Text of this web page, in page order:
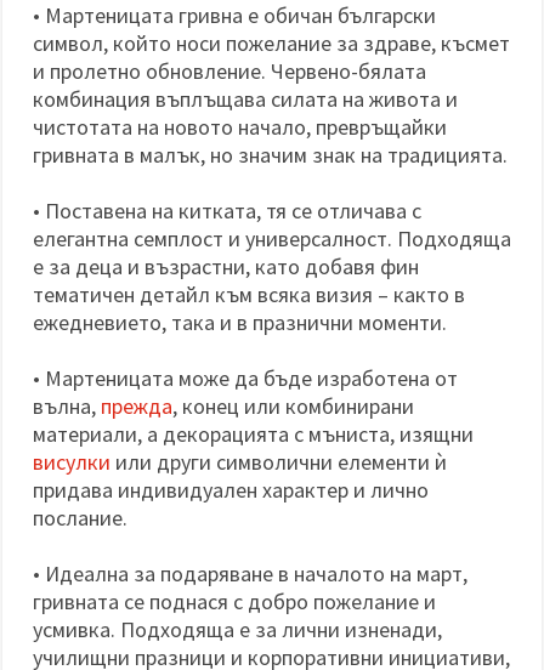
• Мартеницата гривна е обичан български
символ, който носи пожелание за здраве, късмет
и пролетно обновление. Червено-бялата
комбинация въплъщава силата на живота и
чистотата на новото начало, превръщайки
гривната в малък, но значим знак на традицията.
• Поставена на китката, тя се отличава с
елегантна семплост и универсалност. Подходяща
е за деца и възрастни, като добавя фин
тематичен детайл към всяка визия – както в
ежедневието, така и в празнични моменти.
• Мартеницата може да бъде изработена от
вълна, прежда, конец или комбинирани
материали, а декорацията с мъниста, изящни
висулки или други символични елементи ѝ
придава индивидуален характер и лично
послание.
• Идеална за подаряване в началото на март,
гривната се поднася с добро пожелание и
усмивка. Подходяща е за лични изненади,
училищни празници и корпоративни инициативи,